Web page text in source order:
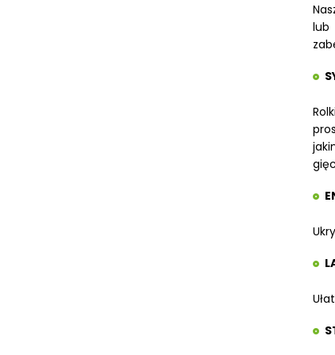
lub